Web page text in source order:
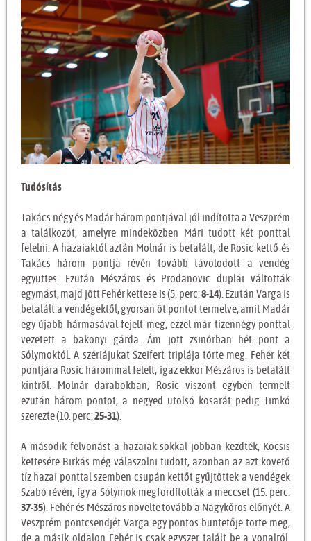
Tudósítás
Takács négy és Madár három pontjával jól indította a Veszprém
a találkozót, amelyre mindeközben Mári tudott két ponttal
felelni. A hazaiaktól aztán Molnár is betalált, de Rosic kettő és
Takács három pontja révén tovább távolodott a vendég
együttes. Ezután Mészáros és Prodanovic duplái váltották
egymást, majd jött Fehér kettese is (5. perc:8-14). Ezután Varga is
betalált a vendégektől, gyorsan öt pontot termelve, amit Madár
egy újabb hármasával fejelt meg, ezzel már tizennégy ponttal
vezetett a bakonyi gárda. Ám jött zsinórban hét pont a
Sólymoktól. A szériájukat Szeifert triplája törte meg. Fehér két
pontjára Rosic hárommal felelt, igaz ekkor Mészáros is betalált
kintről. Molnár darabokban, Rosic viszont egyben termelt
ezután három pontot, a negyed utolsó kosarát pedig Timkó
szerezte (10. perc:25-31).
A második felvonást a hazaiak sokkal jobban kezdték, Kocsis
kettesére Birkás még válaszolni tudott, azonban az azt követő
tíz hazai ponttal szemben csupán kettőt gyűjtöttek a vendégek
Szabó révén, így a Sólymok megfordították a meccset (15. perc:
37-35). Fehér és Mészáros növelte tovább a Nagykőrös előnyét. A
Veszprém pontcsendjét Varga egy pontos büntetője törte meg,
de a másik oldalon Fehér is csak egyszer talált be a vonalról.